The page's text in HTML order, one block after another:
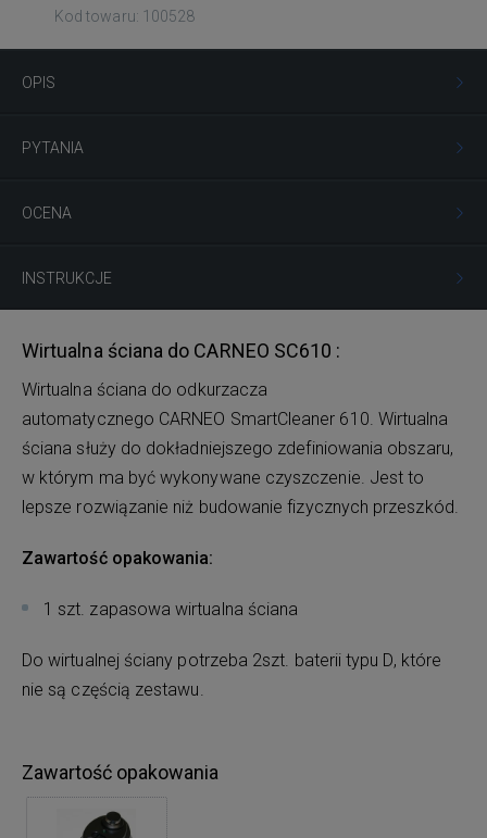
Kod towaru: 100528
OPIS
PYTANIA
OCENA
INSTRUKCJE
Wirtualna ściana do CARNEO SC610 :
Wirtualna ściana do odkurzacza
automatycznego CARNEO SmartCleaner 610. Wirtualna
ściana służy do dokładniejszego zdefiniowania obszaru,
w którym ma być wykonywane czyszczenie. Jest to
lepsze rozwiązanie niż budowanie fizycznych przeszkód.
Zawartość opakowania:
1 szt. zapasowa wirtualna ściana
Do wirtualnej ściany potrzeba 2szt. baterii typu D, które
nie są częścią zestawu.
Zawartość opakowania